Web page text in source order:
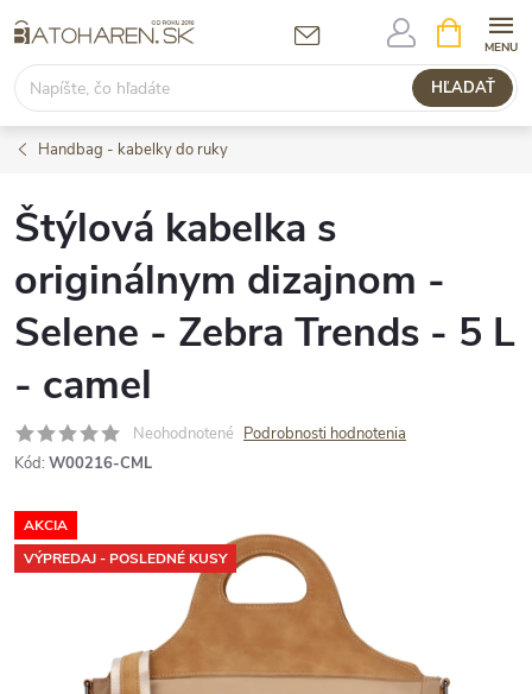
na
obsah
HĽADAŤ
KOŠÍK
Handbag - kabelky do ruky
Štýlová kabelka s
originálnym dizajnom -
Selene - Zebra Trends - 5 L
- camel
Neohodnotené Podrobnosti hodnotenia
Kód: W00216-CML
AKCIA
VÝPREDAJ - POSLEDNÉ KUSY